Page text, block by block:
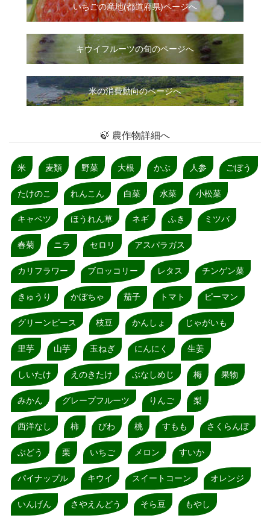
いちごの産地(都道府県)ページへ
キウイフルーツの旬のページへ
米の消費動向のページへ
🍃 農作物詳細へ
米 麦類 野菜 大根 かぶ 人参 ごぼう
たけのこ れんこん 白菜 水菜 小松菜
キャベツ ほうれん草 ネギ ふき ミツバ
春菊 ニラ セロリ アスパラガス
カリフラワー ブロッコリー レタス チンゲン菜
きゅうり かぼちゃ 茄子 トマト ピーマン
グリーンピース 枝豆 かんしょ じゃがいも
里芋 山芋 玉ねぎ にんにく 生姜
しいたけ えのきたけ ぶなしめじ 梅 果物
みかん グレープフルーツ りんご 梨
西洋なし 柿 びわ 桃 すもも さくらんぼ
ぶどう 栗 いちご メロン すいか
パイナップル キウイ スイートコーン オレンジ
いんげん さやえんどう そら豆 もやし